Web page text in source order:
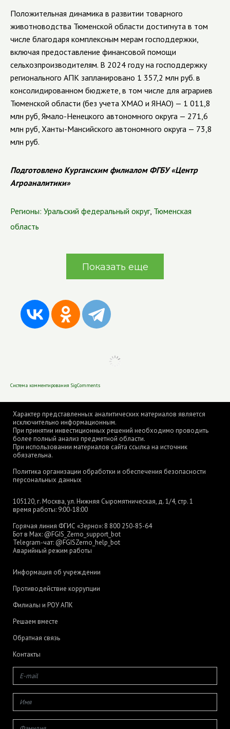
Положительная динамика в развитии товарного
животноводства Тюменской области достигнута в том
числе благодаря комплексным мерам господдержки,
включая предоставление финансовой помощи
сельхозпроизводителям. В 2024 году на господдержку
регионального АПК запланировано 1 357,2 млн руб. в
консолидированном бюджете, в том числе для аграриев
Тюменской области (без учета ХМАО и ЯНАО) — 1 011,8
млн руб, Ямало-Ненецкого автономного округа — 271,6
млн руб, Ханты-Мансийского автономного округа — 73,8
млн руб.
Подготовлено Курганским филиалом ФГБУ «Центр
Агроаналитики»
Регионы: Уральский федеральный округ, Тюменская
область
Показать еще
Характер представленных аналитических материалов является
исключительно информационным.
При принятии инвестиционных решений необходимо проводить
более полный анализ предметной области.
При использовании материалов сайта ссылка на источник
обязательна.
Политика организации обработки и обеспечения безопасности
персональных данных
105120, г. Москва, ул. Нижняя Сыромятническая, д. 1/4, стр. 1
время работы: 9:00-18:00
Горячая линия ФГИС «Зерно»: 8 800 250-85-64
Бот в Max: @FGIS_Zerno_support_bot
Telegram-чат: @FGISZerno_help_bot
Аварийный режим работы
Информация об учреждении
Противодействие коррупции
Филиалы и РОУ АПК
Решаем вместе
Обратная связь
Контакты